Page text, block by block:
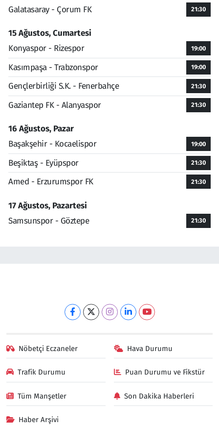
Galatasaray - Çorum FK
21:30
15 Ağustos, Cumartesi
Konyaspor - Rizespor
19:00
Kasımpaşa - Trabzonspor 19:00
Gençlerbirliği S.K. - Fenerbahçe 21:30
Gaziantep FK - Alanyaspor 21:30
16 Ağustos, Pazar
Başakşehir - Kocaelispor
19:00
Beşiktaş - Eyüpspor 21:30
Amed - Erzurumspor FK 21:30
17 Ağustos, Pazartesi
Samsunspor - Göztepe
21:30
Nöbetçi Eczaneler Hava Durumu
Trafik Durumu Puan Durumu ve Fikstür
Tüm Manşetler Son Dakika Haberleri
Haber Arşivi